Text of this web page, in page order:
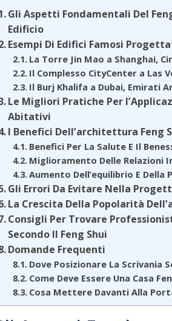
Gli Aspetti Fondamentali Del
Edificio
Esempi Di Edifici Famosi
La Torre Jin Mao a Shanghai,
Il Complesso CityCenter a Las
Il Burj Khalifa a Dubai, Emirati
Le Migliori Pratiche Per
Abitativi
I Benefici Dell’architettura Feng
Benefici Per La Salute E Il
Miglioramento Delle Relazioni
Aumento Dell’equilibrio E Della
Gli Errori Da Evitare Nella
La Crescita Della Popolarità
Consigli Per Trovare
Secondo Il Feng Shui
Domande Frequenti
Dove Posizionare La Scrivania
Come Deve Essere Una Casa
Cosa Mettere Davanti Alla